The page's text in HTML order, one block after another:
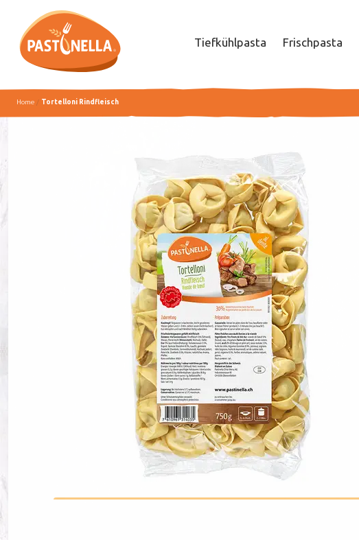
Tiefkühlpasta Frischpasta
Home Tortelloni Rindfleisch